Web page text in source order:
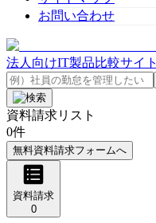
お問い合わせ
法人向けIT製品比較サイト
資料請求リスト
0件
無料資料請求フォームへ
資料請求
0